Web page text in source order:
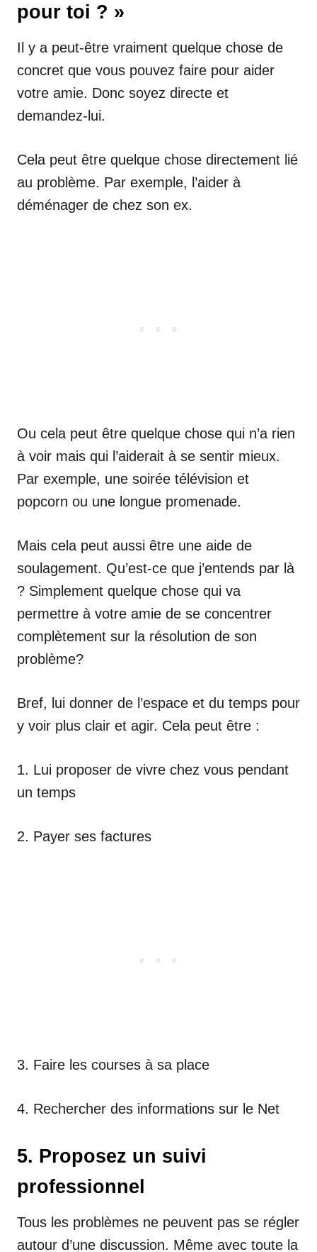
pour toi ? »
Il y a peut-être vraiment quelque chose de
concret que vous pouvez faire pour aider
votre amie. Donc soyez directe et
demandez-lui.
Cela peut être quelque chose directement lié
au problème. Par exemple, l’aider à
déménager de chez son ex.
Ou cela peut être quelque chose qui n’a rien
à voir mais qui l’aiderait à se sentir mieux.
Par exemple, une soirée télévision et
popcorn ou une longue promenade.
Mais cela peut aussi être une aide de
soulagement. Qu’est-ce que j’entends par là
? Simplement quelque chose qui va
permettre à votre amie de se concentrer
complètement sur la résolution de son
problème?
Bref, lui donner de l’espace et du temps pour
y voir plus clair et agir. Cela peut être :
1. Lui proposer de vivre chez vous pendant
un temps
2. Payer ses factures
3. Faire les courses à sa place
4. Rechercher des informations sur le Net
5. Proposez un suivi
professionnel
Tous les problèmes ne peuvent pas se régler
autour d’une discussion. Même avec toute la